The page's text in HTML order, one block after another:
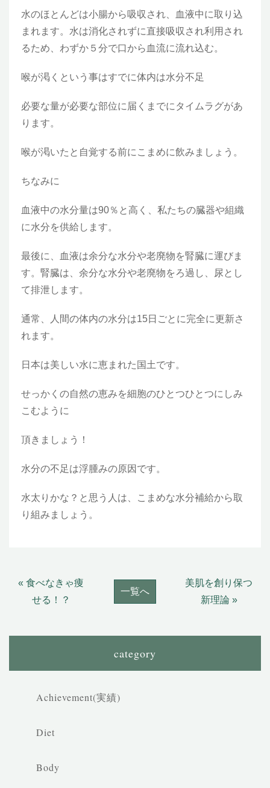
水のほとんどは小腸から吸収され、血液中に取り込
まれます。水は消化されずに直接吸収され利用され
るため、わずか５分で口から血流に流れ込む。
喉が渇くという事はすでに体内は水分不足
必要な量が必要な部位に届くまでにタイムラグがあ
ります。
喉が渇いたと自覚する前にこまめに飲みましょう。
ちなみに
血液中の水分量は90％と高く、私たちの臓器や組織
に水分を供給します。
最後に、血液は余分な水分や老廃物を腎臓に運びま
す。腎臓は、余分な水分や老廃物をろ過し、尿とし
て排泄します。
通常、人間の体内の水分は15日ごとに完全に更新さ
れます。
日本は美しい水に恵まれた国土です。
せっかくの自然の恵みを細胞のひとつひとつにしみ
こむように
頂きましょう！
水分の不足は浮腫みの原因です。
水太りかな？と思う人は、こまめな水分補給から取
り組みましょう。
« 食べなきゃ痩
せる！？
一覧へ
美肌を創り保つ
新理論 »
category
Achievement(実績)
Diet
Body